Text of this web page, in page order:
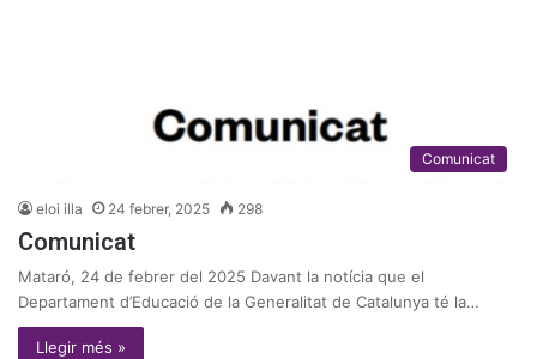
Comunicat
eloi illa 24 febrer, 2025 298
Comunicat
Mataró, 24 de febrer del 2025 Davant la notícia que el
Departament d’Educació de la Generalitat de Catalunya té la…
Llegir més »